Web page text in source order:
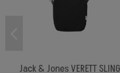
Jack & Jones VERETT SLING